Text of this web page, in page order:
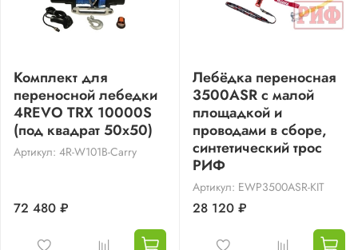
Комплект для
переносной лебедки
4REVO TRX 10000S
(под квадрат 50х50)
Артикул: 4R-W101B-Carry
72 480 ₽
Лебёдка переносная
3500ASR c малой
площадкой и
проводами в сборе,
синтетический трос
РИФ
Артикул: EWP3500ASR-KIT
28 120 ₽